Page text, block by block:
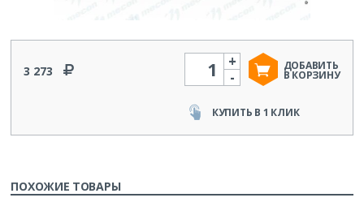
3 273
Количество
-
+ ДОБАВИТЬ
В КОРЗИНУ
КУПИТЬ В 1 КЛИК
ПОХОЖИЕ ТОВАРЫ